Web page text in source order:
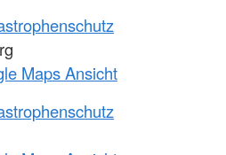
Maps Ansicht